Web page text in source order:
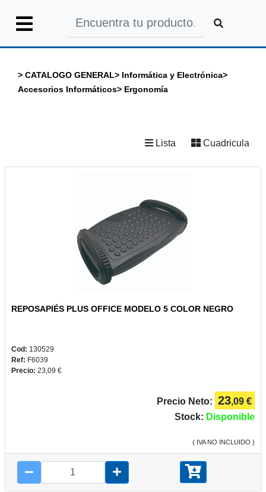
> CATALOGO GENERAL> Informática y Electrónica>
Accesorios Informáticos> Ergonomía
Lista Cuadricula
REPOSAPIÉS PLUS OFFICE MODELO 5 COLOR NEGRO
Cod: 130529
Ref: F6039
Precio: 23,09 €
Precio Neto: 23,09 €
Stock: Disponible
( IVA NO INCLUIDO )
Sesión
CATALOGO
CATALOGO
PLUS
CAMPUS
JUEGOS